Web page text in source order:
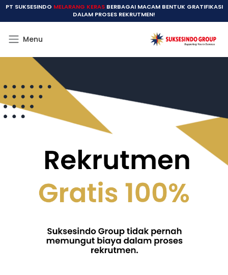
PT SUKSESINDO MELARANG KERASBERBAGAI MACAM BENTUK GRATIFIKASI
DALAM PROSES REKRUTMEN!
Menu